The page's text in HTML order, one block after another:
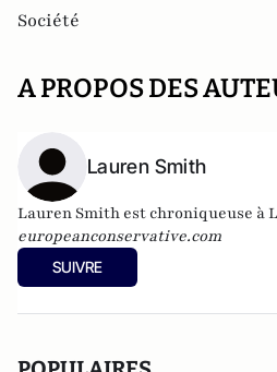
Société
A PROPOS DES
Lauren Smith
Lauren Smith est chroniqueuse à
europeanconservative.com
SUIVRE